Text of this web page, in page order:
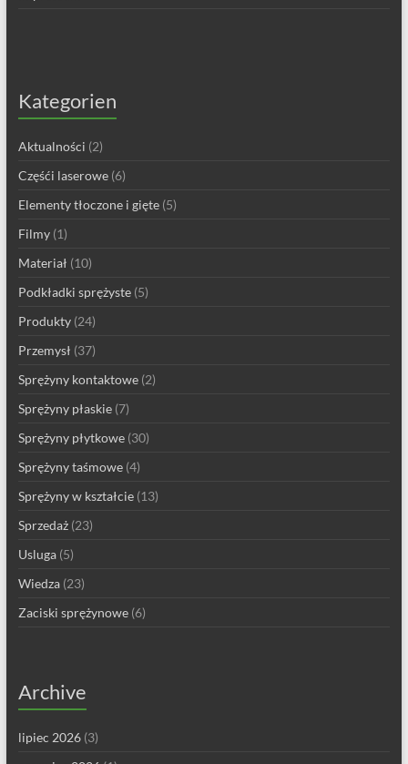
Kategorien
Aktualności (2)
Częśći laserowe(6)
Elementy tłoczone i gięte(5)
Filmy(1)
Materiał (10)
Podkładki sprężyste(5)
Produkty(24)
Przemysł (37)
Sprężyny kontaktowe(2)
Sprężyny płaskie(7)
Sprężyny płytkowe(30)
Sprężyny taśmowe(4)
Sprężyny w kształcie(13)
Sprzedaż(23)
Usluga(5)
Wiedza(23)
Zaciski sprężynowe(6)
Archive
lipiec 2026(3)